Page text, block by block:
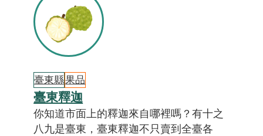
「白玉蘿蔔」。過去白玉蘿蔔隱身於美
濃，一直都只是農村的家常菜，或是做成
醃製品送禮自用兩相宜，以前美濃人都叫
它小蘿蔔。這麼低調的小蘿蔔後來為什麼
又是從何而來？答案就在「在地特色小教
室」。
臺東縣果品
臺東釋迦
你知道市面上的釋迦來自哪裡嗎？有十之
八九是臺東，臺東釋迦不只賣到全臺各